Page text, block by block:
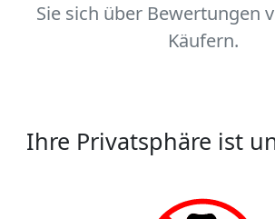
Sie sich über Bewertungen
Käufern.
Ihre Privatsphäre ist